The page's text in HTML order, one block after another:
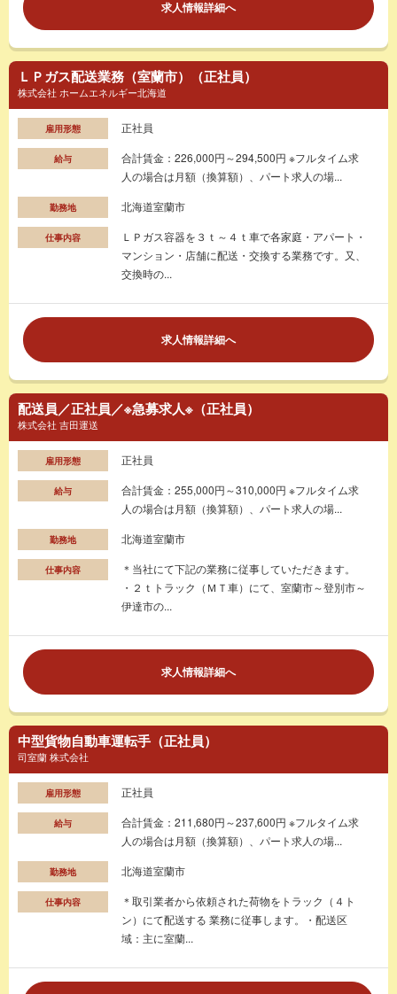
求人情報詳細へ
ＬＰガス配送業務（室蘭市）（正社員）
株式会社 ホームエネルギー北海道
雇用形態 正社員
給与
合計賃金：226,000円～294,500円 ※フルタイム求
人の場合は月額（換算額）、パート求人の場...
勤務地 北海道室蘭市
仕事内容
ＬＰガス容器を３ｔ～４ｔ車で各家庭・アパート・
マンション・店舗に配送・交換する業務です。又、
交換時の...
求人情報詳細へ
配送員／正社員／※急募求人※（正社員）
株式会社 吉田運送
雇用形態 正社員
給与
合計賃金：255,000円～310,000円 ※フルタイム求
人の場合は月額（換算額）、パート求人の場...
勤務地 北海道室蘭市
仕事内容
＊当社にて下記の業務に従事していただきます。
・２ｔトラック（ＭＴ車）にて、室蘭市～登別市～
伊達市の...
求人情報詳細へ
中型貨物自動車運転手（正社員）
司室蘭 株式会社
雇用形態 正社員
給与
合計賃金：211,680円～237,600円 ※フルタイム求
人の場合は月額（換算額）、パート求人の場...
勤務地 北海道室蘭市
仕事内容
＊取引業者から依頼された荷物をトラック（４ト
ン）にて配送する 業務に従事します。・配送区
域：主に室蘭...